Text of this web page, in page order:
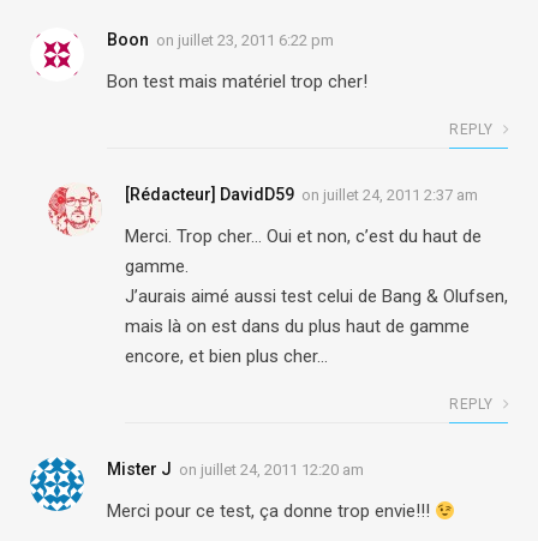
Boon on juillet 23, 2011 6:22 pm
Bon test mais matériel trop cher!
REPLY
[Rédacteur] DavidD59 on juillet 24, 2011 2:37 am
Merci. Trop cher… Oui et non, c’est du haut de
gamme.
J’aurais aimé aussi test celui de Bang & Olufsen,
mais là on est dans du plus haut de gamme
encore, et bien plus cher…
REPLY
Mister J on juillet 24, 2011 12:20 am
Merci pour ce test, ça donne trop envie!!!